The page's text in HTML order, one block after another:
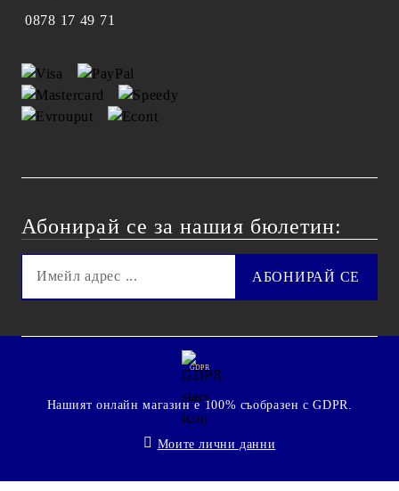
0878 17 49 71
Абонирай се за нашия бюлетин:
GDPR
Нашият онлайн магазин е 100% съобразен с GDPR.
Моите лични данни